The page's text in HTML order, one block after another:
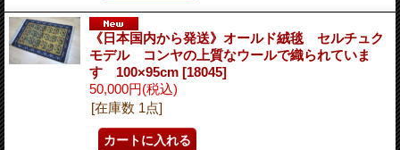
《日本国内から発送》オールド絨毯 セルチュク
モデル コンヤの上質なウールで織られていま
す 100×95cm [18045]
50,000円(税込)
[在庫数 1点]